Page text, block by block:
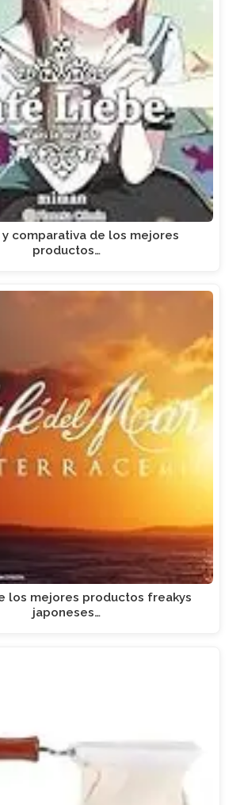
y comparativa de los mejores
productos…
los mejores productos freakys
japoneses…